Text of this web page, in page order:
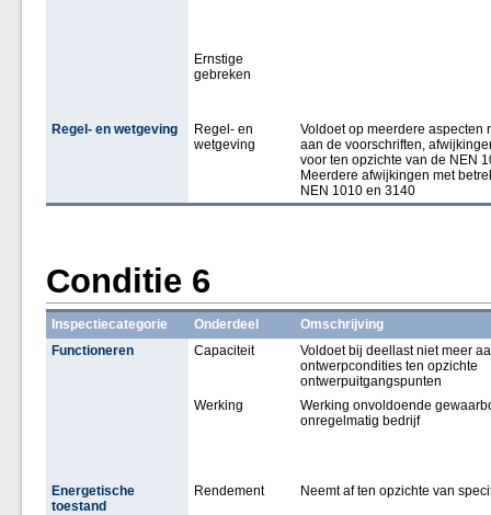
Ernstige
gebreken
Regel- en wetgeving
Regel- en
wetgeving
Voldoet op meerdere aspecten
aan de voorschriften,
voor ten opzichte van de NEN
Meerdere afwijkingen met
NEN 1010 en 3140
Conditie 6
Inspectiecategorie Onderdeel
Omschrijving
Functioneren
Capaciteit
Voldoet bij deellast niet meer
ontwerpcondities ten opzichte
ontwerpuitgangspunten
Werking
Werking onvoldoende
onregelmatig bedrijf
Energetische
toestand
Rendement Neemt af ten opzichte van